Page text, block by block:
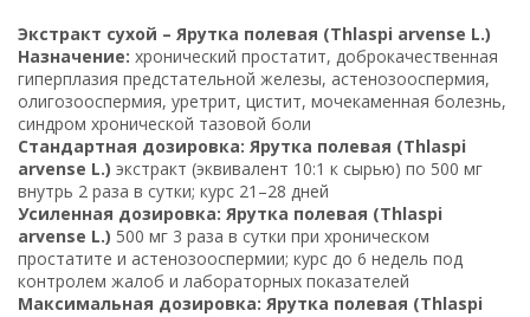
Экстракт сухой – Ярутка полевая (Thlaspi arvense L.)
Назначение: хронический простатит, доброкачественная
гиперплазия предстательной железы, астенозооспермия,
олигозооспермия, уретрит, цистит, мочекаменная болезнь,
синдром хронической тазовой боли
Стандартная дозировка: Ярутка полевая (Thlaspi
arvense L.) экстракт (эквивалент 10:1 к сырью) по 500 мг
внутрь 2 раза в сутки; курс 21–28 дней
Усиленная дозировка: Ярутка полевая (Thlaspi
arvense L.) 500 мг 3 раза в сутки при хроническом
простатите и астенозооспермии; курс до 6 недель под
контролем жалоб и лабораторных показателей
Максимальная дозировка: Ярутка полевая (Thlaspi